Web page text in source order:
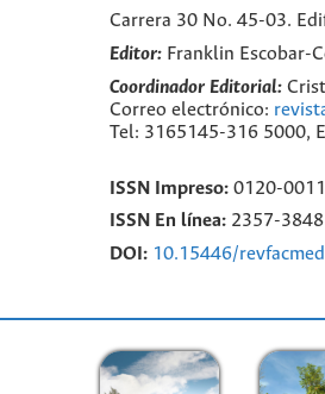
Carrera 30 No. 45-03.
Editor: Franklin Escobar-
Coordinador Editorial:
Correo electrónico:
Tel: 3165145-316 5000,
ISSN Impreso: 0120-0011
ISSN En línea: 2357-3848
DOI: 10.15446/revfacmed